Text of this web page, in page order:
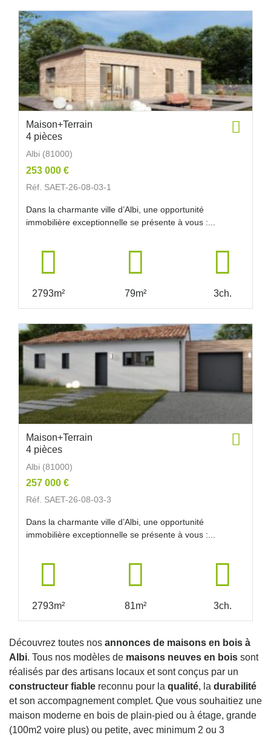
Maison+Terrain
4 pièces
Albi (81000)
253 000 €
Réf. SAET-26-08-03-1
Dans la charmante ville d’Albi, une opportunité
immobilière exceptionnelle se présente à vous :...
2793m² 79m² 3ch.
Maison+Terrain
4 pièces
Albi (81000)
257 000 €
Réf. SAET-26-08-03-3
Dans la charmante ville d’Albi, une opportunité
immobilière exceptionnelle se présente à vous :...
2793m² 81m² 3ch.
Découvrez toutes nos annonces de maisons en bois à
Albi. Tous nos modèles de maisons neuves en bois sont
réalisés par des artisans locaux et sont conçus par un
constructeur fiable reconnu pour la qualité, la durabilité
et son accompagnement complet. Que vous souhaitiez une
maison moderne en bois de plain-pied ou à étage, grande
(100m2 voire plus) ou petite, avec minimum 2 ou 3